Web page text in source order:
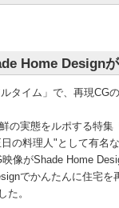
Home Designが
タイム」で、再現CG
の実態をルポする特集
の料理人"として有名
像がShade Home
でかんたんに住宅を
た。